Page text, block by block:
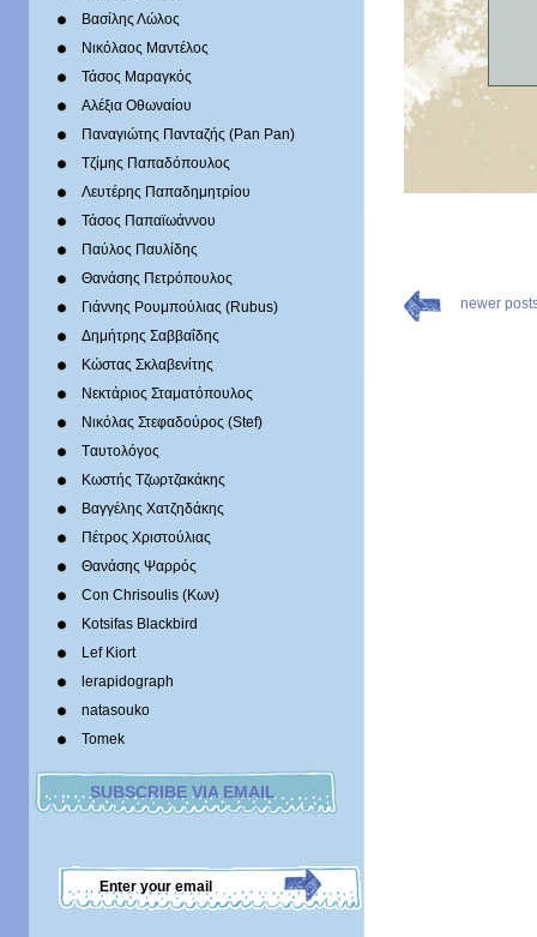
Βασίλης Λώλος
Νικόλαος Μαντέλος
Τάσος Μαραγκός
Αλέξια Οθωναίου
Παναγιώτης Πανταζής (Pan Pan)
Τζίμης Παπαδόπουλος
Λευτέρης Παπαδημητρίου
Τάσος Παπαϊωάννου
Παύλος Παυλίδης
Θανάσης Πετρόπουλος
Γιάννης Ρουμπούλιας (Rubus)
Δημήτρης Σαββαΐδης
Κώστας Σκλαβενίτης
Νεκτάριος Σταματόπουλος
Νικόλας Στεφαδούρος (Stef)
Tαυτολόγος
Κωστής Τζωρτζακάκης
Βαγγέλης Χατζηδάκης
Πέτρος Χριστούλιας
Θανάσης Ψαρρός
Con Chrisoulis (Κων)
Kotsifas Blackbird
Lef Kiort
lerapidograph
natasouko
Tomek
SUBSCRIBE VIA EMAIL
newer